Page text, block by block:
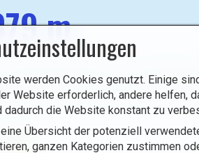
m
Großen Walsertal (1015 m) bestiegen
Seilbahn erhöht den
werden Cookies genutzt. Einige
Website erforderlich, andere helfen,
dadurch die Website konstant zu
Übersicht der potenziell
ganzen Kategorien zustimmen